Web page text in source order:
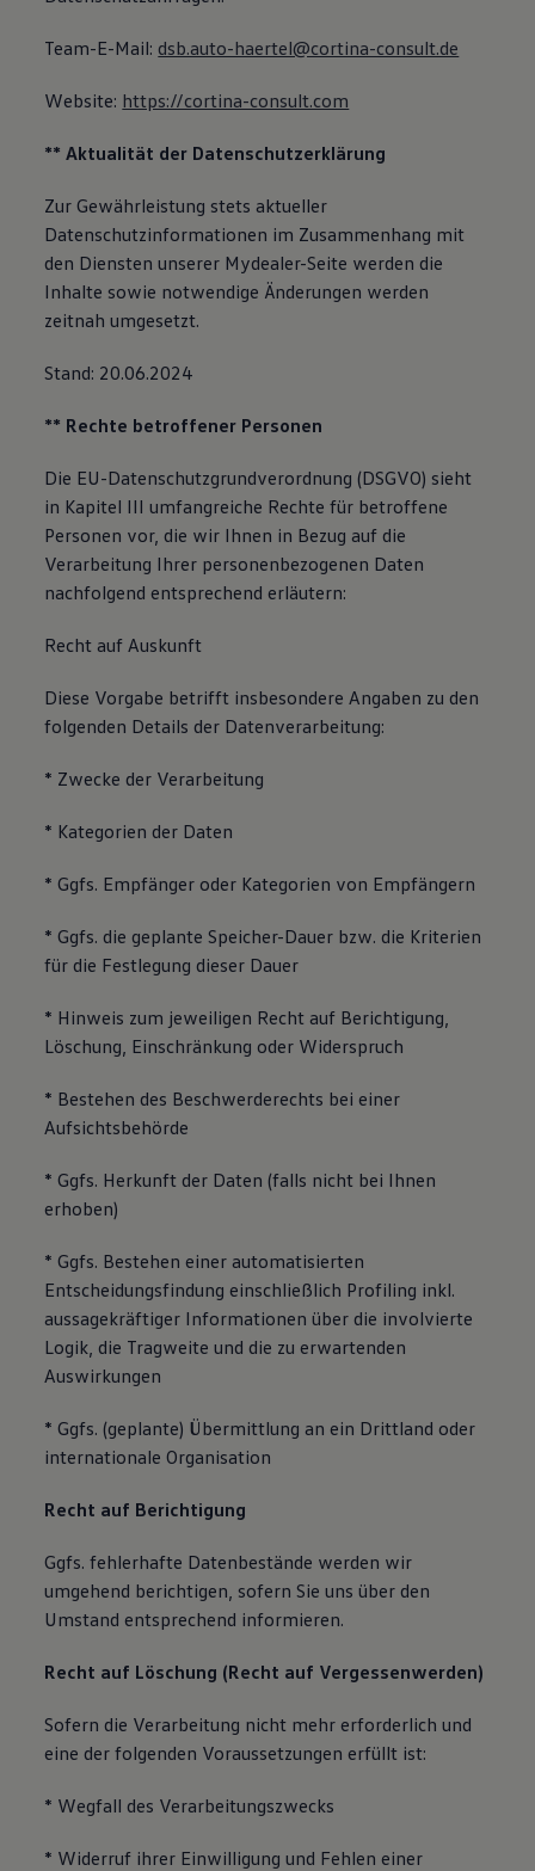
Team-E-Mail: dsb.auto-haertel@cortina-consult.de
Website: https://cortina-consult.com
** Aktualität der Datenschutzerklärung
Zur Gewährleistung stets aktueller
Datenschutzinformationen im Zusammenhang mit
den Diensten unserer Mydealer-Seite werden die
Inhalte sowie notwendige Änderungen werden
zeitnah umgesetzt.
Stand: 20.06.2024
** Rechte betroffener Personen
Die EU-Datenschutzgrundverordnung (DSGVO) sieht
in Kapitel III umfangreiche Rechte für betroffene
Personen vor, die wir Ihnen in Bezug auf die
Verarbeitung Ihrer personenbezogenen Daten
nachfolgend entsprechend erläutern:
Recht auf Auskunft
Diese Vorgabe betrifft insbesondere Angaben zu den
folgenden Details der Datenverarbeitung:
* Zwecke der Verarbeitung
* Kategorien der Daten
* Ggfs. Empfänger oder Kategorien von Empfängern
* Ggfs. die geplante Speicher-Dauer bzw. die Kriterien
für die Festlegung dieser Dauer
* Hinweis zum jeweiligen Recht auf Berichtigung,
Löschung, Einschränkung oder Widerspruch
* Bestehen des Beschwerderechts bei einer
Aufsichtsbehörde
* Ggfs. Herkunft der Daten (falls nicht bei Ihnen
erhoben)
* Ggfs. Bestehen einer automatisierten
Entscheidungsfindung einschließlich Profiling inkl.
aussagekräftiger Informationen über die involvierte
Logik, die Tragweite und die zu erwartenden
Auswirkungen
* Ggfs. (geplante) Übermittlung an ein Drittland oder
internationale Organisation
Recht auf Berichtigung
Ggfs. fehlerhafte Datenbestände werden wir
umgehend berichtigen, sofern Sie uns über den
Umstand entsprechend informieren.
Recht auf Löschung (Recht auf Vergessenwerden)
Sofern die Verarbeitung nicht mehr erforderlich und
eine der folgenden Voraussetzungen erfüllt ist:
* Wegfall des Verarbeitungszwecks
* Widerruf ihrer Einwilligung und Fehlen einer